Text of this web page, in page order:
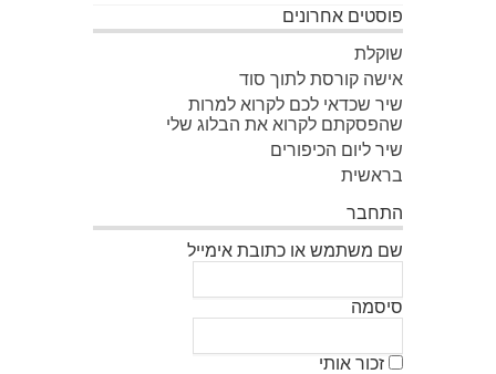
פוסטים אחרונים
שוקלת
אישה קורסת לתוך סוד
שיר שכדאי לכם לקרוא למרות
שהפסקתם לקרוא את הבלוג שלי
שיר ליום הכיפורים
בראשית
התחבר
שם משתמש או כתובת אימייל
סיסמה
זכור אותי